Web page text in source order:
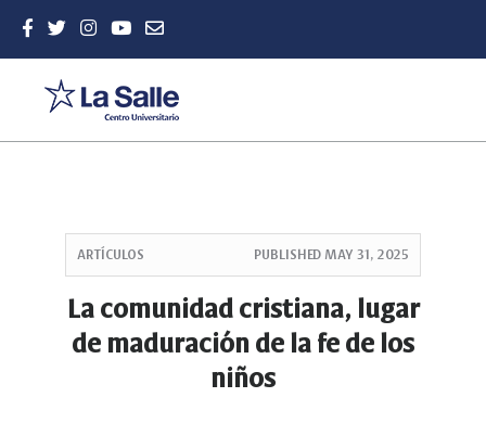
Main
ARTÍCULOS PUBLISHED MAY 31, 2025
La comunidad cristiana, lugar
de maduración de la fe de los
niños